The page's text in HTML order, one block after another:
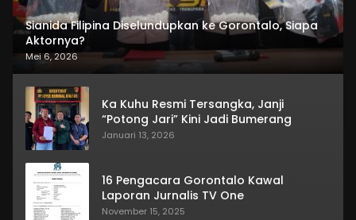
Sianida Filipina Diselundupkan ke Gorontalo, Siapa
Aktornya?
Mei 6, 2026
Ka Kuhu Resmi Tersangka, Janji
“Potong Jari” Kini Jadi Bumerang
Januari 13, 2026
16 Pengacara Gorontalo Kawal
Laporan Jurnalis TV One
November 15, 2025